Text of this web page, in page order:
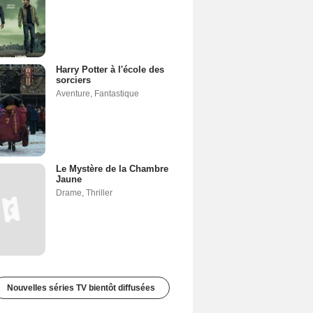
Harry Potter à l'école des
sorciers
Aventure Fantastique
Le Mystère de la Chambre
Jaune
Drame Thriller
Nouvelles séries TV bientôt diffusées